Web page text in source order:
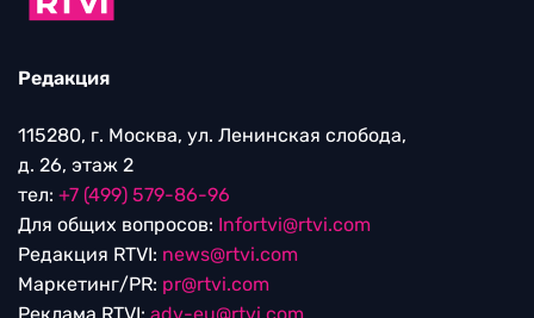
Редакция
115280, г. Москва, ул. Ленинская слобода,
д. 26, этаж 2
тел: +7 (499) 579-86-96
Для общих вопросов: Infortvi@rtvi.com
Редакция RTVI: news@rtvi.com
Маркетинг/PR: pr@rtvi.com